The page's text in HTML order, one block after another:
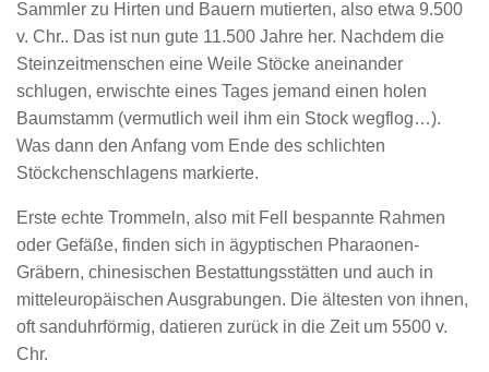
Sammler zu Hirten und Bauern mutierten, also etwa 9.500
v. Chr.. Das ist nun gute 11.500 Jahre her. Nachdem die
Steinzeitmenschen eine Weile Stöcke aneinander
schlugen, erwischte eines Tages jemand einen holen
Baumstamm (vermutlich weil ihm ein Stock wegflog…).
Was dann den Anfang vom Ende des schlichten
Stöckchenschlagens markierte.
Erste echte Trommeln, also mit Fell bespannte Rahmen
oder Gefäße, finden sich in ägyptischen Pharaonen-
Gräbern, chinesischen Bestattungsstätten und auch in
mitteleuropäischen Ausgrabungen. Die ältesten von ihnen,
oft sanduhrförmig, datieren zurück in die Zeit um 5500 v.
Chr.